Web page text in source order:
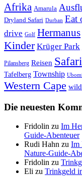
Afrika Amarula
Dryland Safari Durban Eat
drive Golf Hermanus
Kinder Krüger Park
Pilansberg Reisen Safari
Tafelberg Township Ubomi
Western Cape
Die neuesten
Fridolin zu Im
Guide-Abenteuer
Rudi Hahn zu Im
Nature-Guide-
Fridolin zu
Eli zu Trinkgeld